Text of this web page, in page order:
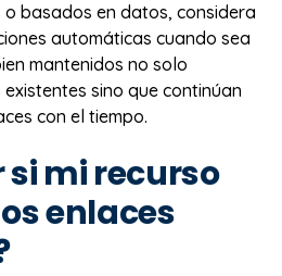
o basados en datos, considera
automáticas cuando sea
mantenidos no solo
sino que continúan
con el tiempo.
si mi recurso
enlaces